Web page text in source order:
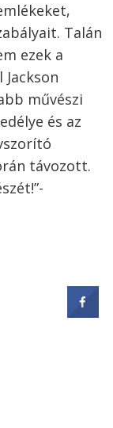
Talán
ezek a
művészi
és az
távozott.